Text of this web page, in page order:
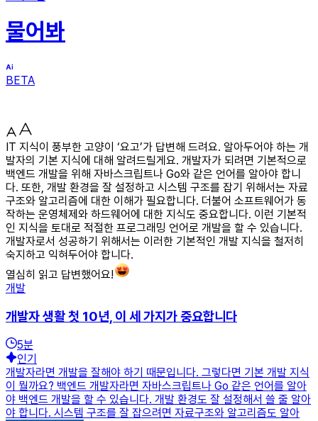
물어봐
BETA
IT 지식이 풍부한 고양이 ‘요고’가 답변해 드려요. 알아두어야 하는 개
발자의 기본 지식에 대해 알려드릴게요. 개발자가 되려면 기본적으로
백엔드 개발을 위해 자바스크립트나 Go와 같은 언어를 알아야 합니
다. 또한, 개발 환경을 잘 설정하고 시스템 구조를 잡기 위해서는 자료
구조와 알고리즘에 대한 이해가 필요합니다. 더불어 소프트웨어가 동
작하는 운영체제와 하드웨어에 대한 지식도 중요합니다. 이런 기본적
인 지식을 토대로 적절한 프로그래밍 언어로 개발을 할 수 있습니다.
개발자로서 성공하기 위해서는 이러한 기본적인 개발 지식을 철저히
숙지하고 익혀두어야 합니다.
열심히 읽고 답변했어요!
개발
개발자 생활 첫 10년, 이 세 가지가 중요합니다
5분
인기
개발자라면 개발을 잘해야 하기 때문입니다. 그렇다면 기본 개발 지식
이 뭘까요? 백엔드 개발자라면 자바스크립트나 Go 같은 언어를 알아
야 백엔드 개발을 할 수 있습니다. 개발 환경도 잘 설정해서 쓸 줄 알아
야 합니다. 시스템 구조를 잘 잡으려면 자료구조와 알고리즘도 알아